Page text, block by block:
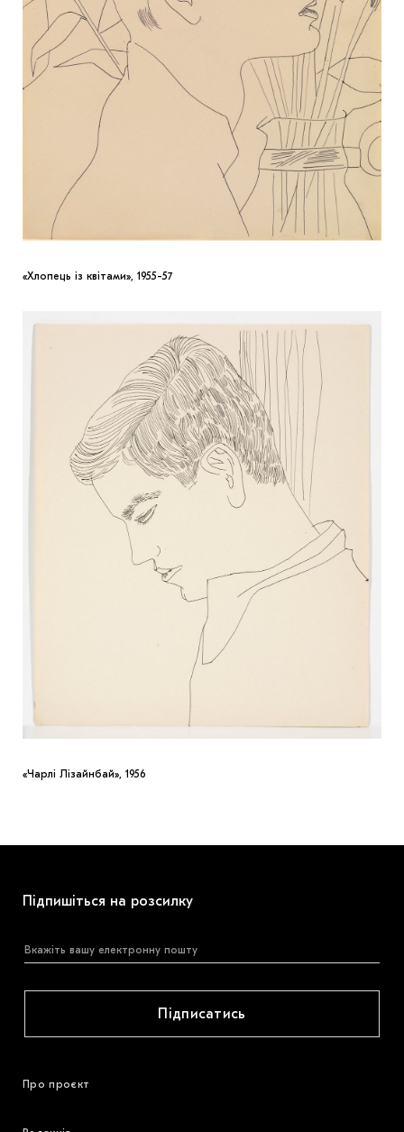
«Хлопець із квітами», 1955-57
«Чарлі Лізайнбай», 1956
Підпишіться на розсилку
Підписатись
Про проєкт